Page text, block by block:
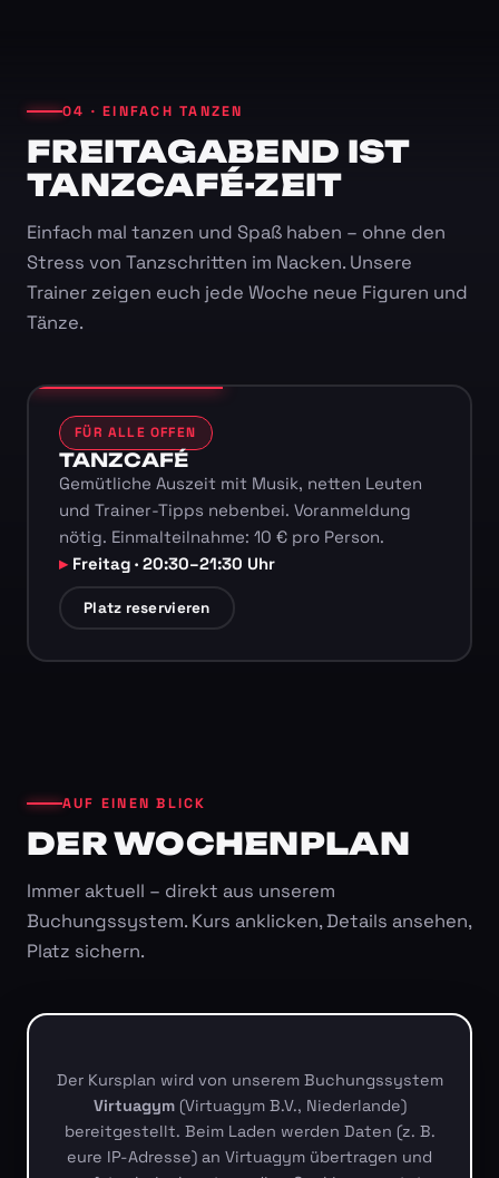
04 · EINFACH TANZEN
FREITAGABEND IST
TANZCAFÉ-ZEIT
Einfach mal tanzen und Spaß haben – ohne den
Stress von Tanzschritten im Nacken. Unsere
Trainer zeigen euch jede Woche neue Figuren und
Tänze.
FÜR ALLE OFFEN
TANZCAFÉ
Gemütliche Auszeit mit Musik, netten Leuten
und Trainer-Tipps nebenbei. Voranmeldung
nötig. Einmalteilnahme: 10 € pro Person.
Freitag · 20:30–21:30 Uhr
Platz reservieren
AUF EINEN BLICK
DER WOCHENPLAN
Immer aktuell – direkt aus unserem
Buchungssystem. Kurs anklicken, Details ansehen,
Platz sichern.
Der Kursplan wird von unserem Buchungssystem
Virtuagym(Virtuagym B.V., Niederlande)
bereitgestellt. Beim Laden werden Daten (z. B.
eure IP-Adresse) an Virtuagym übertragen und